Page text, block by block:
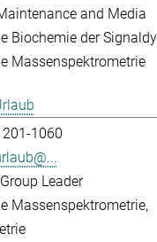
and Media
Biochemie der
Massenspektrometrie
1060
Leader
Massenspektrometrie